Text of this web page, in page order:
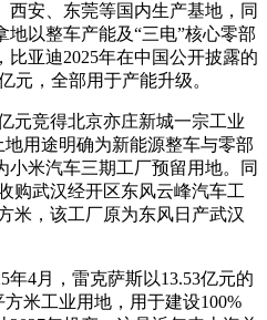
西安、东莞等国内生产基地，同
以整车产能及“三电”核心零部
亚迪2025年在中国公开披露的
元，全部用于产能升级。
元竞得北京亦庄新城一宗工业
用途明确为新能源整车与零部
米汽车三期工厂预留用地。同
购武汉经开区东风云峰汽车工
米，该工厂原为东风日产武汉
年4月，雷克萨斯以13.53亿元的
米工业用地，用于建设100%